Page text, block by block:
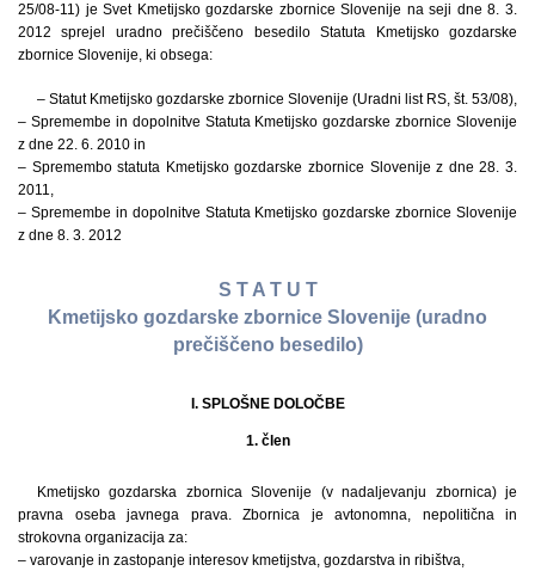
25/08-11) je Svet Kmetijsko gozdarske zbornice Slovenije na seji dne 8. 3.
2012 sprejel uradno prečiščeno besedilo Statuta Kmetijsko gozdarske
zbornice Slovenije, ki obsega:
– Statut Kmetijsko gozdarske zbornice Slovenije (Uradni list RS, št. 53/08),
– Spremembe in dopolnitve Statuta Kmetijsko gozdarske zbornice Slovenije
z dne 22. 6. 2010 in
– Spremembo statuta Kmetijsko gozdarske zbornice Slovenije z dne 28. 3.
2011,
– Spremembe in dopolnitve Statuta Kmetijsko gozdarske zbornice Slovenije
z dne 8. 3. 2012
S T A T U T
Kmetijsko gozdarske zbornice Slovenije (uradno
prečiščeno besedilo)
I. SPLOŠNE DOLOČBE
1. člen
Kmetijsko gozdarska zbornica Slovenije (v nadaljevanju zbornica) je
pravna oseba javnega prava. Zbornica je avtonomna, nepolitična in
strokovna organizacija za:
– varovanje in zastopanje interesov kmetijstva, gozdarstva in ribištva,